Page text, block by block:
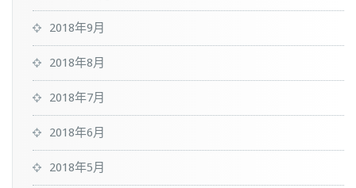
2018年9月
2018年8月
2018年7月
2018年6月
2018年5月